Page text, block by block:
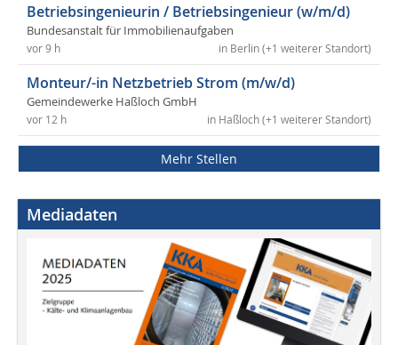
Betriebsingenieurin / Betriebsingenieur (w/m/d)
Bundesanstalt für Immobilienaufgaben
in Berlin (+1 weiterer Standort)
vor 9 h
Monteur/-in Netzbetrieb Strom (m/w/d)
Gemeindewerke Haßloch GmbH
in Haßloch (+1 weiterer Standort)
vor 12 h
Mehr Stellen
Mediadaten